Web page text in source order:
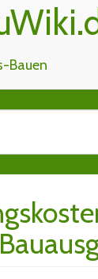
Bauen